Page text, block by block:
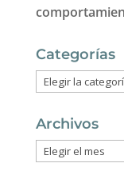
Categorías
Categorías
Archivos
Archivos